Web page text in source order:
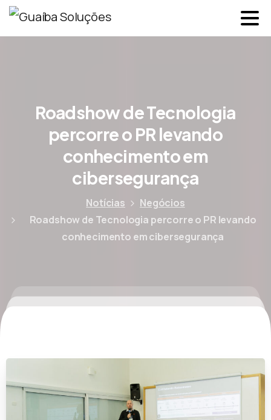
Roadshow de Tecnologia
percorre o PR levando
conhecimento em
cibersegurança
Notícias
Negócios
Roadshow de Tecnologia percorre o PR levando
conhecimento em cibersegurança